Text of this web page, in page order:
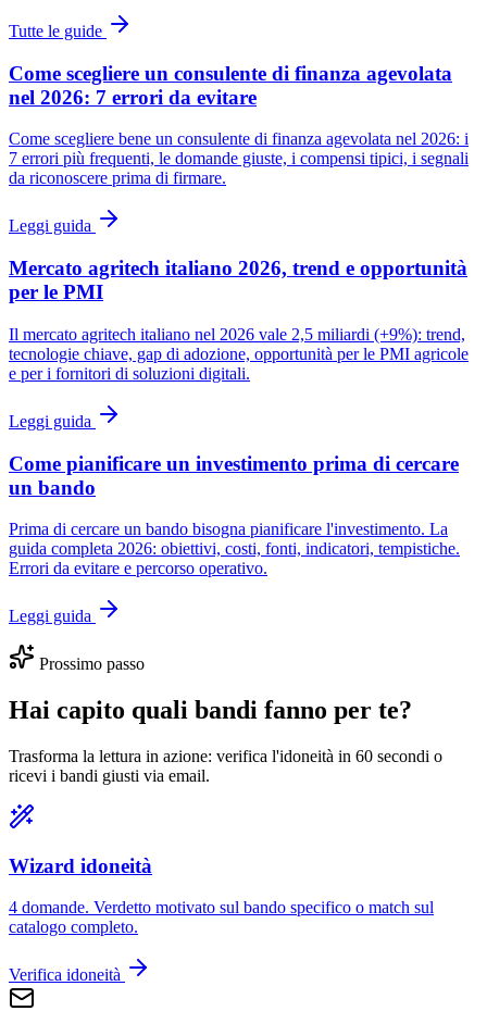
Tutte le guide
Come scegliere un consulente di finanza agevolata
nel 2026: 7 errori da evitare
Come scegliere bene un consulente di finanza agevolata nel 2026: i
7 errori più frequenti, le domande giuste, i compensi tipici, i segnali
da riconoscere prima di firmare.
Leggi guida
Mercato agritech italiano 2026, trend e opportunità
per le PMI
Il mercato agritech italiano nel 2026 vale 2,5 miliardi (+9%): trend,
tecnologie chiave, gap di adozione, opportunità per le PMI agricole
e per i fornitori di soluzioni digitali.
Leggi guida
Come pianificare un investimento prima di cercare
un bando
Prima di cercare un bando bisogna pianificare l'investimento. La
guida completa 2026: obiettivi, costi, fonti, indicatori, tempistiche.
Errori da evitare e percorso operativo.
Leggi guida
Prossimo passo
Hai capito quali bandi fanno per te?
Trasforma la lettura in azione: verifica l'idoneità in 60 secondi o
ricevi i bandi giusti via email.
Wizard idoneità
4 domande. Verdetto motivato sul bando specifico o match sul
catalogo completo.
Verifica idoneità